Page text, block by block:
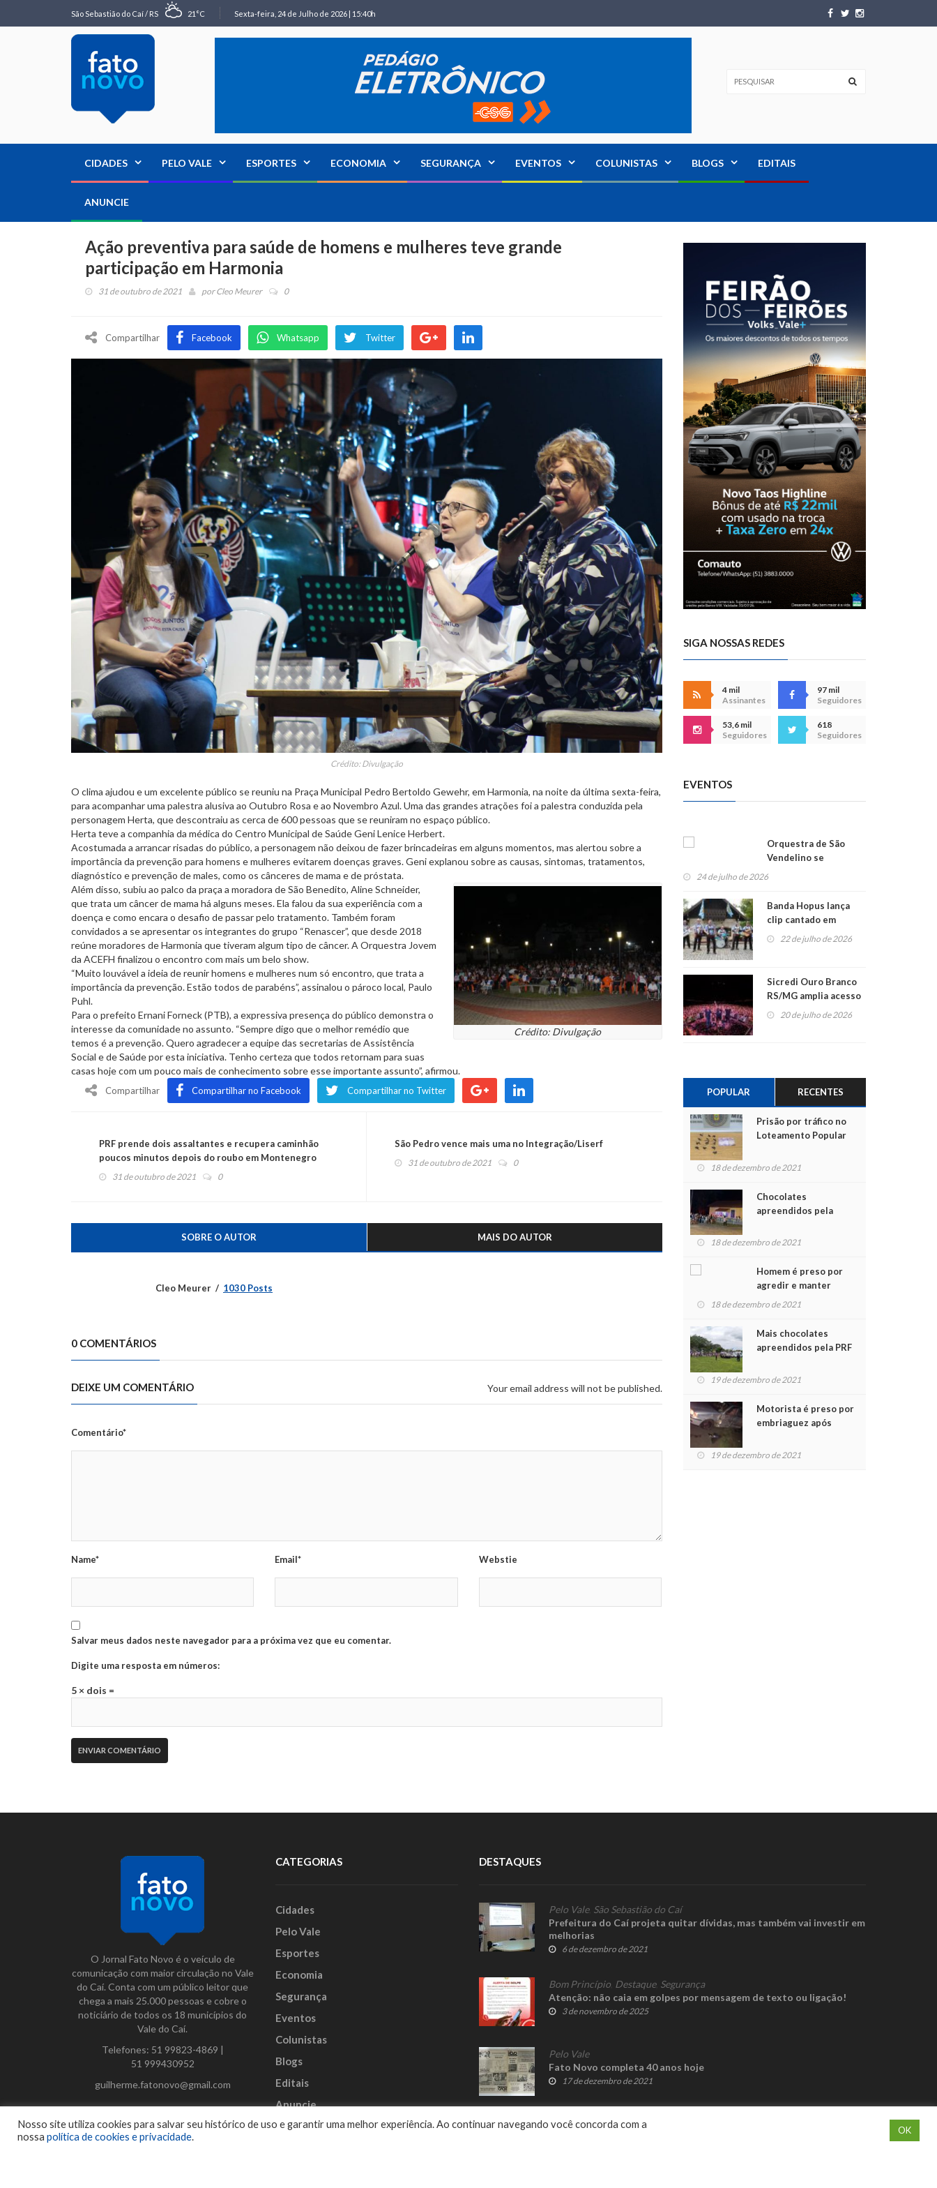
São Sebastião do Caí / RS 21°C Sexta-feira, 24 de Julho de 2026 | 15:40h
CIDADES PELO VALE ESPORTES ECONOMIA SEGURANÇA EVENTOS COLUNISTAS BLOGS EDITAIS
ANUNCIE
Ação preventiva para saúde de homens e mulheres teve grande
participação em Harmonia
31 de outubro de 2021 porCleo Meurer 0
Compartilhar Facebook Whatsapp Twitter
Crédito: Divulgação
O clima ajudou e um excelente público se reuniu na Praça Municipal Pedro Bertoldo Gewehr, em Harmonia, na noite da última sexta-feira,
para acompanhar uma palestra alusiva ao Outubro Rosa e ao Novembro Azul. Uma das grandes atrações foi a palestra conduzida pela
personagem Herta, que descontraiu as cerca de 600 pessoas que se reuniram no espaço público.
Herta teve a companhia da médica do Centro Municipal de Saúde Geni Lenice Herbert.
Acostumada a arrancar risadas do público, a personagem não deixou de fazer brincadeiras em alguns momentos, mas alertou sobre a
importância da prevenção para homens e mulheres evitarem doenças graves. Geni explanou sobre as causas, sintomas, tratamentos,
diagnóstico e prevenção de males, como os cânceres de mama e de próstata.
Crédito: Divulgação
Além disso, subiu ao palco da praça a moradora de São Benedito, Aline Schneider,
que trata um câncer de mama há alguns meses. Ela falou da sua experiência com a
doença e como encara o desafio de passar pelo tratamento. Também foram
convidados a se apresentar os integrantes do grupo “Renascer”, que desde 2018
reúne moradores de Harmonia que tiveram algum tipo de câncer. A Orquestra Jovem
da ACEFH finalizou o encontro com mais um belo show.
“Muito louvável a ideia de reunir homens e mulheres num só encontro, que trata a
importância da prevenção. Estão todos de parabéns”, assinalou o pároco local, Paulo
Puhl.
Para o prefeito Ernani Forneck (PTB), a expressiva presença do público demonstra o
interesse da comunidade no assunto. “Sempre digo que o melhor remédio que
temos é a prevenção. Quero agradecer a equipe das secretarias de Assistência
Social e de Saúde por esta iniciativa. Tenho certeza que todos retornam para suas
casas hoje com um pouco mais de conhecimento sobre esse importante assunto”, afirmou.
Compartilhar Compartilhar no Facebook Compartilhar no Twitter
PRF prende dois assaltantes e recupera caminhão
poucos minutos depois do roubo em Montenegro
31 de outubro de 2021 0
São Pedro vence mais uma no Integração/Liserf
31 de outubro de 2021 0
SOBRE O AUTOR MAIS DO AUTOR
Cleo Meurer 1030 Posts
0 COMENTÁRIOS
DEIXE UM COMENTÁRIO Your email address will not be published.
Comentário*
Name* Email* Webstie
Salvar meus dados neste navegador para a próxima vez que eu comentar.
Digite uma resposta em números:
5 × dois =
SIGA NOSSAS REDES
4 mil
Assinantes
97 mil
Seguidores
53,6 mil
Seguidores
618
Seguidores
EVENTOS
Orquestra de São
Vendelino se
apresenta na
24 de julho de 2026
Banda Hopus lança
clip cantado em
alemão e inglês
22 de julho de 2026
Sicredi Ouro Branco
RS/MG amplia acesso
ao show dos 45 anos
para mais associados
20 de julho de 2026
POPULAR RECENTES
Prisão por tráfico no
Loteamento Popular
18 de dezembro de 2021
Chocolates
apreendidos pela
para crianças na
18 de dezembro de 2021
Homem é preso por
agredir e manter
mulher em cárcere
18 de dezembro de 2021
Mais chocolates
apreendidos pela PRF
crianças no Natal
19 de dezembro de 2021
Motorista é preso por
embriaguez após
feridos
19 de dezembro de 2021
O Jornal Fato Novo é o veículo de
comunicação com maior circulação no Vale
do Caí. Conta com um público leitor que
chega a mais 25.000 pessoas e cobre o
noticiário de todos os 18 municípios do
Vale do Caí.
Telefones: 51 99823-4869 |
51 999430952
guilherme.fatonovo@gmail.com
Facebook
Instagram
Twitter
CATEGORIAS
Cidades
Pelo Vale
Esportes
Economia
Segurança
Eventos
Colunistas
Blogs
Editais
Anuncie
DESTAQUES
Pelo Vale, São Sebastião do Caí
Prefeitura do Caí projeta quitar dívidas, mas também vai investir em
melhorias
6 de dezembro de 2021
Bom Princípio Destaque, Segurança
Atenção: não caia em golpes por mensagem de texto ou ligação!
3 de novembro de 2025
Pelo Vale
Fato Novo completa 40 anos hoje
17 de dezembro de 2021
Nosso site utiliza cookies para salvar seu histórico de uso e garantir uma melhor experiência. Ao continuar navegando você concorda com a
nossa política de cookies e privacidade.
OK